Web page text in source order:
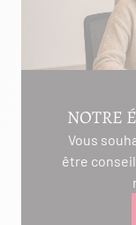
NOTRE
Vous
être